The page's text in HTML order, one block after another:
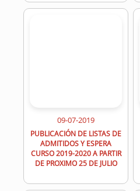
09-07-2019
PUBLICACIÓN DE LISTAS DE
ADMITIDOS Y ESPERA
CURSO 2019-2020 A PARTIR
DE PROXIMO 25 DE JULIO